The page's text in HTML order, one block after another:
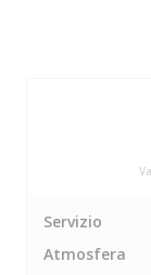
Servizio
Atmosfera